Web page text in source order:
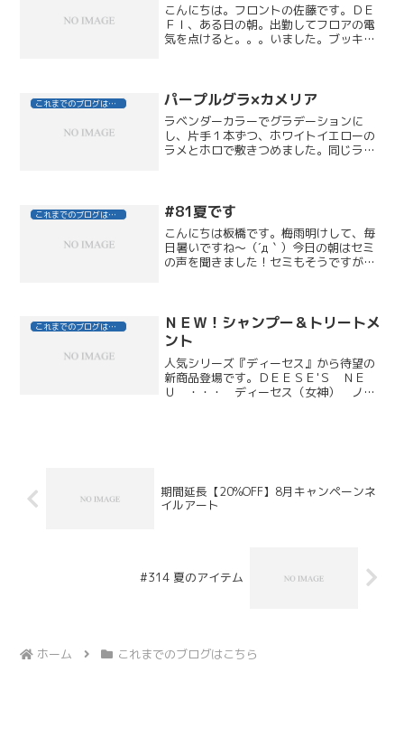
こんにちは。フロントの佐藤です。ＤＥ
ＦＩ、ある日の朝。出勤してフロアの電
気を点けると。。。いました。ブッキー
然）ですが、私の場合は、...
これまでのブログはこちら パープルグラ×カメリア
ラベンダーカラーでグラデーションに
し、片手１本ずつ、ホワイトイエローの
ラメとホロで敷きつめました。同じラメ
これまでのブログはこちら #81夏です
こんにちは板橋です。梅雨明けして、毎
日暑いですね～（´д｀）今日の朝はセミ
の声を聞きました！セミもそうですが、
ールが美味しい♪ と感...
これまでのブログはこちら
ＮＥＷ！シャンプー＆トリートメ
ント
人気シリーズ『ディーセス』から待望の
新商品登場です。ＤＥＥＳＥ'Ｓ ＮＥ
Ｕ ・・・ ディーセス（女神） ノイ
期間延長【20%OFF】8月キャンペーンネ
イルアート
#314 夏のアイテム
ホーム これまでのブログはこちら